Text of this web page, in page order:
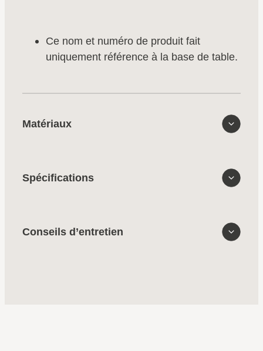
Ce nom et numéro de produit fait
uniquement référence à la base de table.
Matériaux
Spécifications
Conseils d’entretien